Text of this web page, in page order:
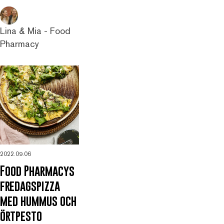
Lina & Mia - Food
Pharmacy
2022.09.06
Food Pharmacys
fredagspizza
med hummus och
örtpesto